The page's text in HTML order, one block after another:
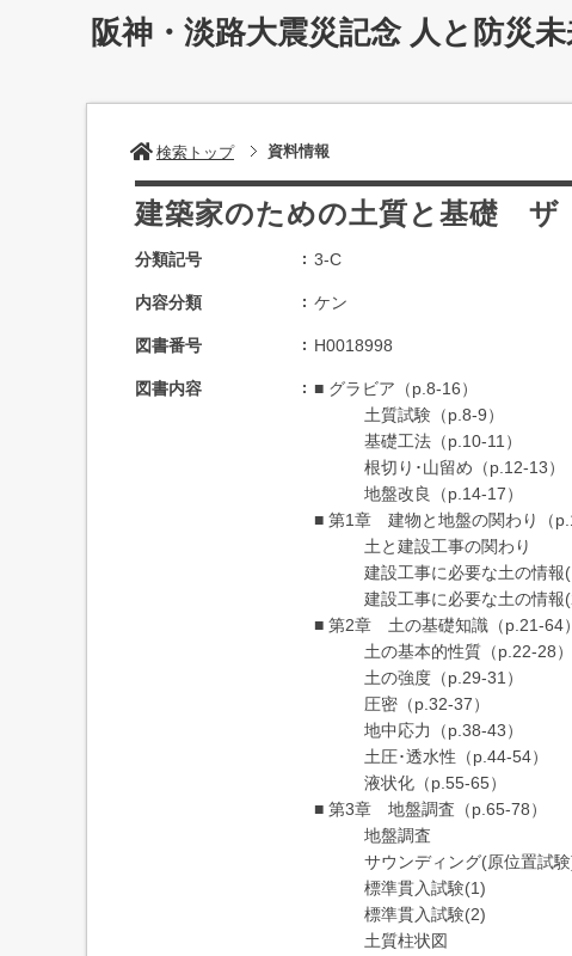
阪神・淡路大震災記念 人と防災
検索トップ 資料情報
建築家のための土質と基礎 ザ
分類記号 3-C
内容分類 ケン
図書番号 H0018998
図書内容
■ グラビア（p.8-16）
土質試験（p.8-9）
基礎工法（p.10-11）
根切り･山留め（p.12-13）
地盤改良（p.14-17）
■ 第1章 建物と地盤の関わり（
土と建設工事の関わり
建設工事に必要な土の情報
建設工事に必要な土の情報
■ 第2章 土の基礎知識（p.21-64）
土の基本的性質（p.22-28）
土の強度（p.29-31）
圧密（p.32-37）
地中応力（p.38-43）
土圧･透水性（p.44-54）
液状化（p.55-65）
■ 第3章 地盤調査（p.65-78）
地盤調査
サウンディング(原位置試験
標準貫入試験(1)
標準貫入試験(2)
土質柱状図